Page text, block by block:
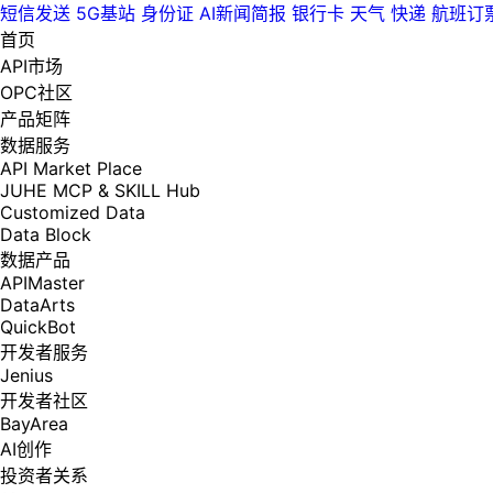
短信发送 5G基站 身份证 AI新闻简报 银行卡 天气 快递 航班订
首页
API市场
OPC社区
产品矩阵
数据服务
API Market Place
JUHE MCP & SKILL Hub
Customized Data
Data Block
数据产品
APIMaster
DataArts
QuickBot
开发者服务
Jenius
开发者社区
BayArea
AI创作
投资者关系